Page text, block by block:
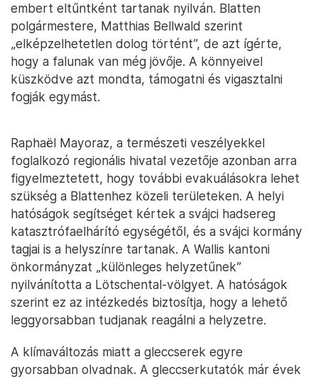
embert eltűntként tartanak nyilván. Blatten
polgármestere, Matthias Bellwald szerint
„elképzelhetetlen dolog történt”, de azt ígérte,
hogy a falunak van még jövője. A könnyeivel
küszködve azt mondta, támogatni és vigasztalni
fogják egymást.
Raphaël Mayoraz, a természeti veszélyekkel
foglalkozó regionális hivatal vezetője azonban arra
figyelmeztetett, hogy további evakuálásokra lehet
szükség a Blattenhez közeli területeken. A helyi
hatóságok segítséget kértek a svájci hadsereg
katasztrófaelhárító egységétől, és a svájci kormány
tagjai is a helyszínre tartanak. A Wallis kantoni
önkormányzat „különleges helyzetűnek”
nyilvánította a Lötschental-völgyet. A hatóságok
szerint ez az intézkedés biztosítja, hogy a lehető
leggyorsabban tudjanak reagálni a helyzetre.
A klímaváltozás miatt a gleccserek egyre
gyorsabban olvadnak. A gleccserkutatók már évek